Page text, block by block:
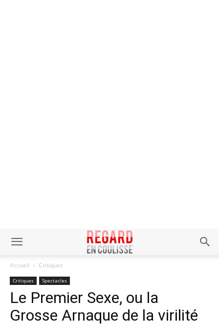
Accueil Critiques
Critiques Spectacles
Le Premier Sexe, ou la
Grosse Arnaque de la virilité